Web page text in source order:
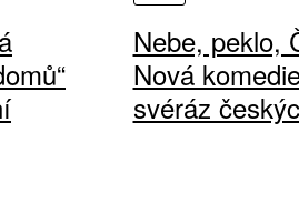
Nebe, peklo,
Nová
svéráz